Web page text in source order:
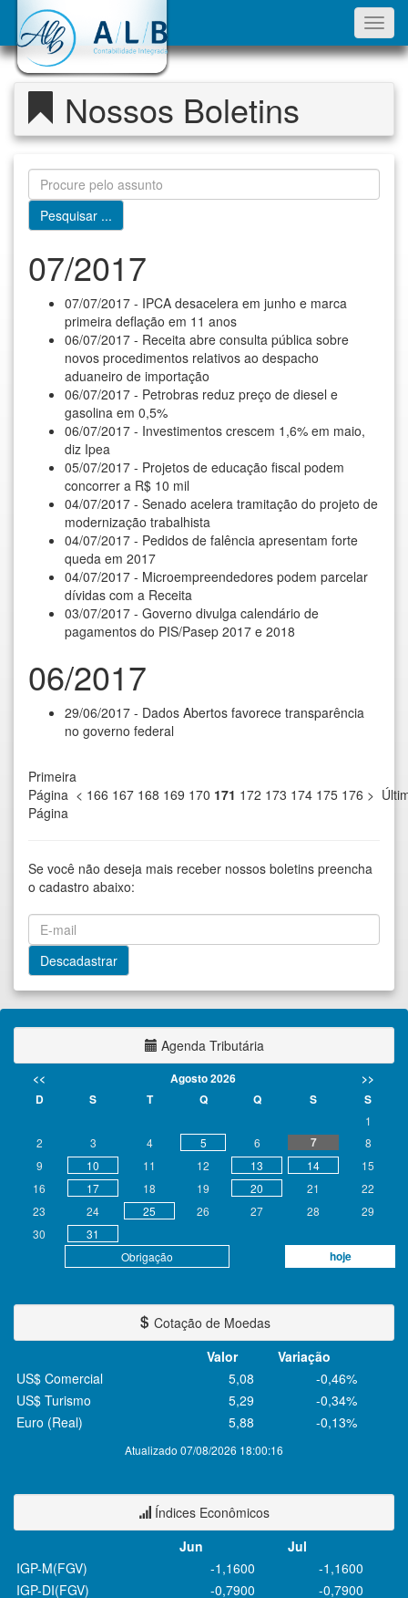
Nossos Boletins
07/2017
07/07/2017 - IPCA desacelera em junho e marca
primeira deflação em 11 anos
06/07/2017 - Receita abre consulta pública sobre
novos procedimentos relativos ao despacho
aduaneiro de importação
06/07/2017 - Petrobras reduz preço de diesel e
gasolina em 0,5%
06/07/2017 - Investimentos crescem 1,6% em maio,
diz Ipea
05/07/2017 - Projetos de educação fiscal podem
concorrer a R$ 10 mil
04/07/2017 - Senado acelera tramitação do projeto de
modernização trabalhista
04/07/2017 - Pedidos de falência apresentam forte
queda em 2017
04/07/2017 - Microempreendedores podem parcelar
dívidas com a Receita
03/07/2017 - Governo divulga calendário de
pagamentos do PIS/Pasep 2017 e 2018
06/2017
29/06/2017 - Dados Abertos favorece transparência
no governo federal
Primeira
Página < 166 167 168 169 170 171 172 173 174 175 176 >
Página
Se você não deseja mais receber nossos boletins preencha
o cadastro abaixo:
Agenda Tributária
<< Agosto 2026
>>
D
S T Q Q S S
Obrigação hoje
1
2
3 4 5 6 7
8
9
10 11 12 13 14
15
16
17 18 19 20 21
22
23
24 25 26 27 28
29
30
31
Cotação de Moedas
Valor
Variação
Atualizado 07/08/2026 18:00:16
US$ Comercial 5,08
-0,46%
US$ Turismo
5,29
-0,34%
Euro (Real)
5,88 -0,13%
Índices Econômicos
Jun
Jul
IGP-M(FGV)
-1,1600
-1,1600
IGP-DI(FGV)
-0,7900
-0,7900